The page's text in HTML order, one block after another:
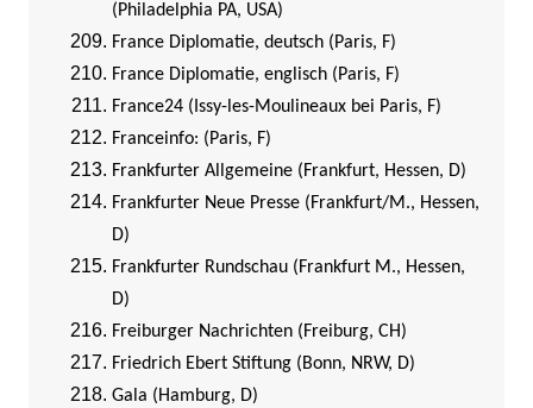
(Philadelphia PA, USA)
France Diplomatie, deutsch (Paris, F)
France Diplomatie, englisch (Paris, F)
France24 (Issy-les-Moulineaux bei Paris, F)
Franceinfo: (Paris, F)
Frankfurter Allgemeine (Frankfurt, Hessen, D)
Frankfurter Neue Presse (Frankfurt/M., Hessen,
D)
Frankfurter Rundschau (Frankfurt M., Hessen,
D)
Freiburger Nachrichten (Freiburg, CH)
Friedrich Ebert Stiftung (Bonn, NRW, D)
Gala (Hamburg, D)